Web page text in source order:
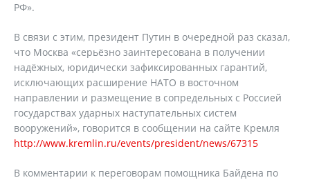
РФ».
В связи с этим, президент Путин в очередной раз сказал,
что Москва «серьёзно заинтересована в получении
надёжных, юридически зафиксированных гарантий,
исключающих расширение НАТО в восточном
направлении и размещение в сопредельных с Россией
государствах ударных наступательных систем
вооружений», говорится в сообщении на сайте Кремля
http://www.kremlin.ru/events/president/news/67315
В комментарии к переговорам помощника Байдена по